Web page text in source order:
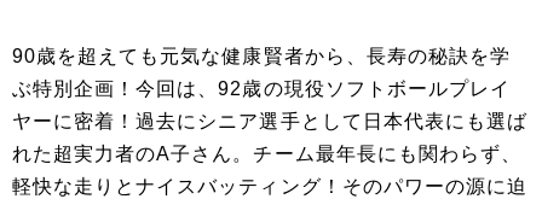
90歳を超えても元気な健康賢者から、長寿の秘訣を学
ぶ特別企画！今回は、92歳の現役ソフトボールプレイ
ヤーに密着！過去にシニア選手として日本代表にも選ば
れた超実力者のA子さん。チーム最年長にも関わらず、
軽快な走りとナイスバッティング！そのパワーの源に迫